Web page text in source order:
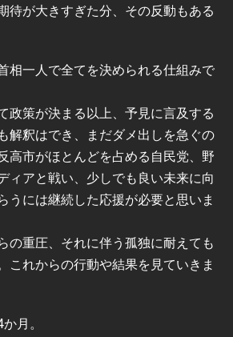
待が大きすぎた分、その反動もある
相一人で全てを決められる仕組みで
政策が決まる以上、予見に言及する
解釈はでき、まだダメ出しを急ぐの
高市がほとんどを占める自民党、野
ィアと戦い、少しでも良い未来に向
うには継続した応援が必要と思いま
の重圧、それに伴う孤独に耐えても
これからの行動や結果を見ていきま
月。